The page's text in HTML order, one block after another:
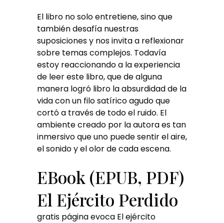
El libro no solo entretiene, sino que
también desafía nuestras
suposiciones y nos invita a reflexionar
sobre temas complejos. Todavía
estoy reaccionando a la experiencia
de leer este libro, que de alguna
manera logró libro la absurdidad de la
vida con un filo satírico agudo que
cortó a través de todo el ruido. El
ambiente creado por la autora es tan
inmersivo que uno puede sentir el aire,
el sonido y el olor de cada escena.
EBook (EPUB, PDF)
El Ejército Perdido
gratis página evoca El ejército